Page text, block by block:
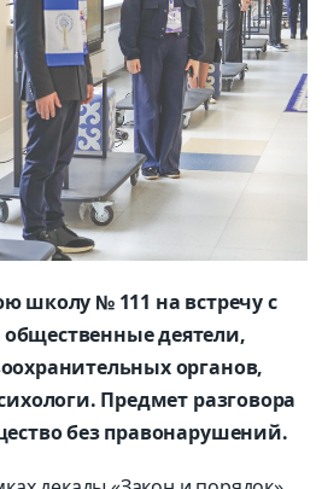
школу № 111 на встречу с
деятели,
органов,
Предмет разговора
без правонарушений.